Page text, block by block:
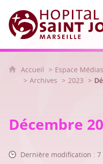
Accueil Espace Médias
Archives
2023
Décembre
Dernière modification : 7